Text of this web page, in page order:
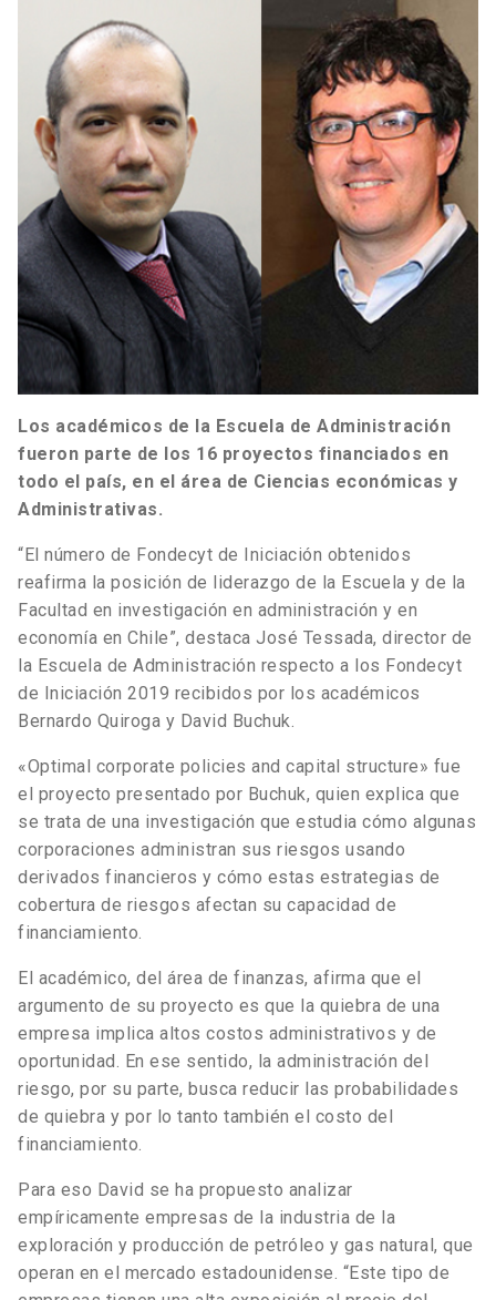
Los académicos de la Escuela de Administración
fueron parte de los 16 proyectos financiados en
todo el país, en el área de Ciencias económicas y
Administrativas.
“El número de Fondecyt de Iniciación obtenidos
reafirma la posición de liderazgo de la Escuela y de la
Facultad en investigación en administración y en
economía en Chile”, destaca José Tessada, director de
la Escuela de Administración respecto a los Fondecyt
de Iniciación 2019 recibidos por los académicos
Bernardo Quiroga y David Buchuk.
«Optimal corporate policies and capital structure» fue
el proyecto presentado por Buchuk, quien explica que
se trata de una investigación que estudia cómo algunas
corporaciones administran sus riesgos usando
derivados financieros y cómo estas estrategias de
cobertura de riesgos afectan su capacidad de
financiamiento.
El académico, del área de finanzas, afirma que el
argumento de su proyecto es que la quiebra de una
empresa implica altos costos administrativos y de
oportunidad. En ese sentido, la administración del
riesgo, por su parte, busca reducir las probabilidades
de quiebra y por lo tanto también el costo del
financiamiento.
Para eso David se ha propuesto analizar
empíricamente empresas de la industria de la
exploración y producción de petróleo y gas natural, que
operan en el mercado estadounidense. “Este tipo de